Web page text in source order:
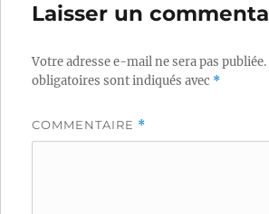
Laisser un
Votre adresse e-mail ne sera pas publiée.
obligatoires sont indiqués avec *
COMMENTAIRE *